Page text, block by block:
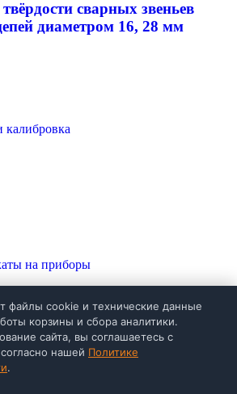
сварных звеньев
диаметром 16, 28 мм
калибровка
на приборы
файлы cookie и технические данные
корзины и сбора аналитики.
сайта, вы соглашаетесь с
нашей Политике
.